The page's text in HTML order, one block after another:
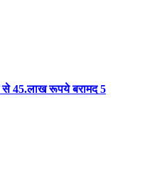
45.लाख रूपये बरामद 5